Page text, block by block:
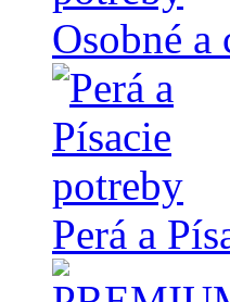
Osobné a
Perá a